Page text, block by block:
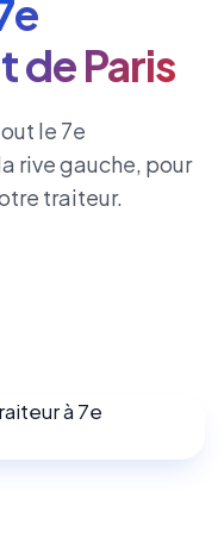
de Paris
le 7e
rive gauche, pour
traiteur.